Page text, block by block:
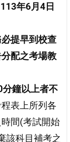
年6月4日
提早到校查
配之考場教
鐘以上者不
程表上所列各
間(考試開始
該科目補考之